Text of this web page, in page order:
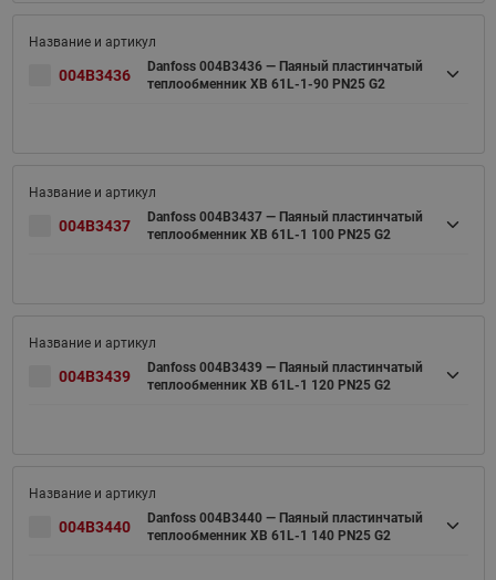
004B3436
Danfoss 004B3436 — Паяный пластинчатый
теплообменник XB 61L-1-90 PN25 G2
004B3437
Danfoss 004B3437 — Паяный пластинчатый
теплообменник XB 61L-1 100 PN25 G2
004B3439
Danfoss 004B3439 — Паяный пластинчатый
теплообменник XB 61L-1 120 PN25 G2
004B3440
Danfoss 004B3440 — Паяный пластинчатый
теплообменник XB 61L-1 140 PN25 G2